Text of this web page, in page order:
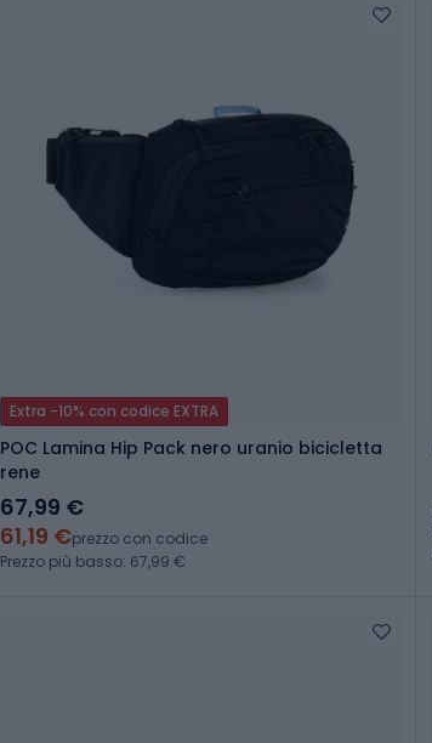
Extra -10% con codice EXTRA
POC Lamina Hip Pack nero uranio bicicletta
rene
67,99 €
61,19 €prezzo con codice
Prezzo più basso: 67,99 €